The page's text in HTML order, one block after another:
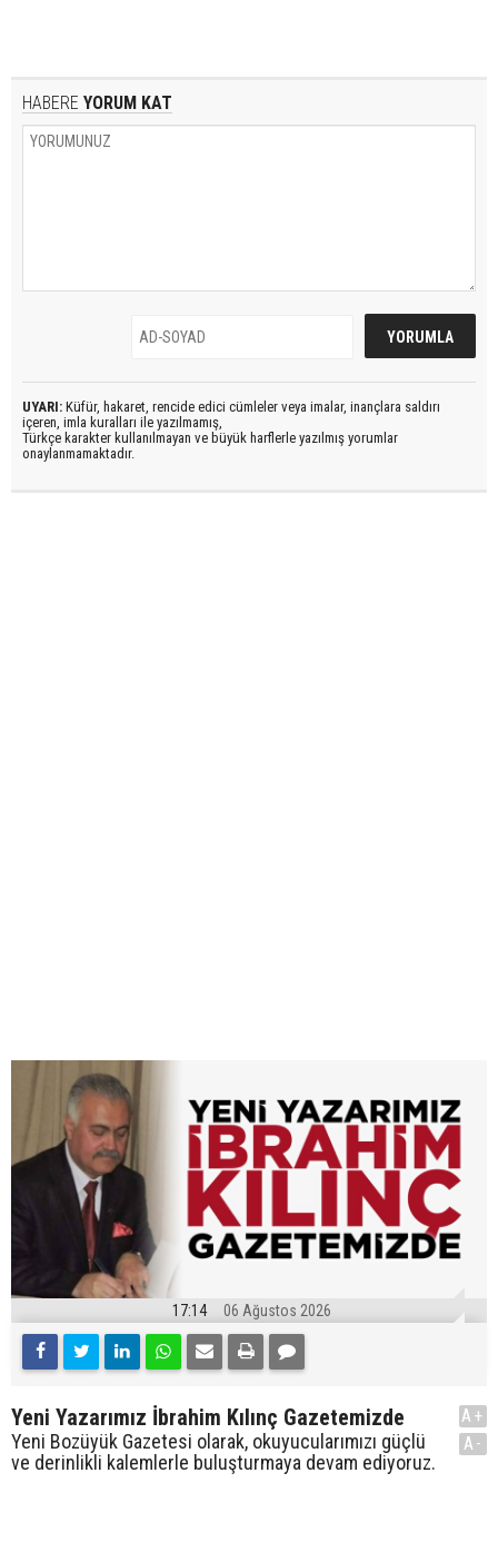
HABERE YORUM KAT
UYARI: Küfür, hakaret, rencide edici cümleler veya imalar, inançlara saldırı
içeren, imla kuralları ile yazılmamış,
Türkçe karakter kullanılmayan ve büyük harflerle yazılmış yorumlar
onaylanmamaktadır.
17:14 06 Ağustos 2026
Yeni Yazarımız İbrahim Kılınç Gazetemizde
Yeni Bozüyük Gazetesi olarak, okuyucularımızı güçlü
ve derinlikli kalemlerle buluşturmaya devam ediyoruz.
A+
A-